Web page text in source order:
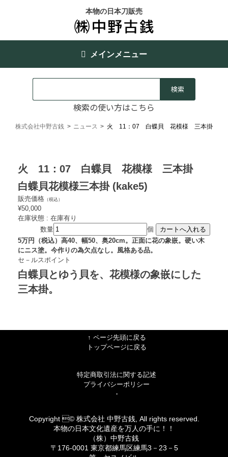
本物の日本刀販売
メインメニュー
検索の使い方はこちら
株式会社中野古銭 > ニュース > 火 11：07 白蝶貝 花模様 三本掛
火 11：07 白蝶貝 花模様 三本掛
白蝶貝花模様三本掛 (kake5)
販売価格 （税込）
¥50,000
在庫状態 : 在庫有り
数量
個
5万円（税込）高40、幅50、奥20cm。正面に花の象嵌。硬い木
にニス塗。今作りの為欠点なし。風格ある品。
セ－ルスポイント
白蝶貝とゆう貝を、花模様の象嵌にした
三本掛。
↑ ページ先頭に戻る
トップページに戻る
特定商取引法に関する記述
プライバシーポリシー
・
Copyright © 株式会社 中野古銭, All rights reserved.
本物の日本文化遺産を万人の手に！！
（株）中野古銭
〒176-0001 東京都練馬区練馬3－23－5